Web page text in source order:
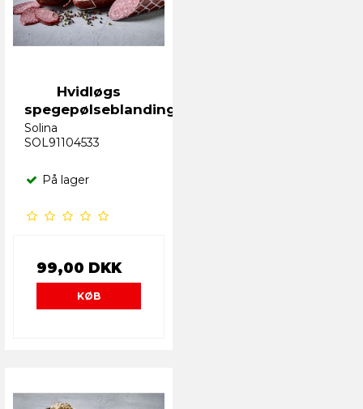
Hvidløgs
spegepølseblanding
Solina
SOL91104533
På lager
99,00 DKK
KØB